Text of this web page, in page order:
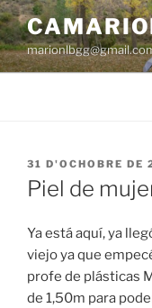
Dir
al
conteníu
ESPUBLIZÁU
EN
31 D'OCHOBRE DE
Piel de
Ya está aquí, ya
viejo ya que
profe de plásticas
de 1,50m para